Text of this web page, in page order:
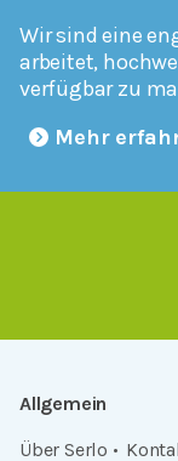
Wir sind eine
arbeitet,
verfügbar zu
Mehr
Allgemein
Über Serlo